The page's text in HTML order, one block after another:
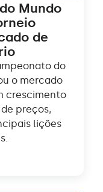
Mundo
de
do
o mercado
crescimento
preços,
lições